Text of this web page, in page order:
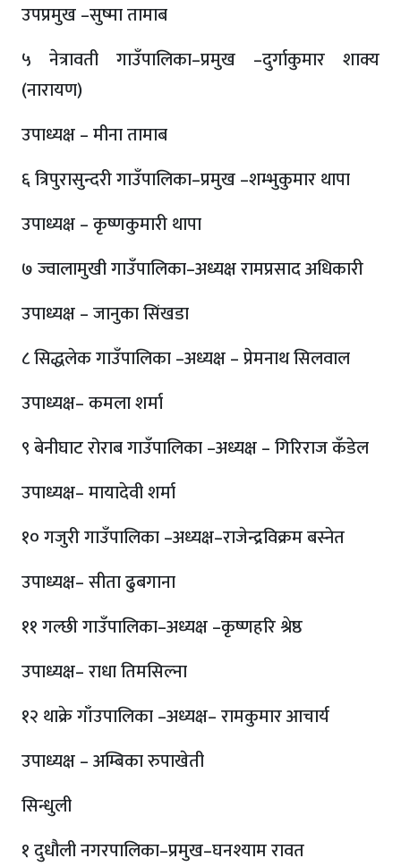
उपप्रमुख –सुष्मा तामाब
५ नेत्रावती गाउँपालिका–प्रमुख –दुर्गाकुमार शाक्य
(नारायण)
उपाध्यक्ष – मीना तामाब
६ त्रिपुरासुन्दरी गाउँपालिका–प्रमुख –शम्भुकुमार थापा
उपाध्यक्ष – कृष्णकुमारी थापा
७ ज्वालामुखी गाउँपालिका–अध्यक्ष रामप्रसाद अधिकारी
उपाध्यक्ष – जानुका सिंखडा
८ सिद्धलेक गाउँपालिका –अध्यक्ष – प्रेमनाथ सिलवाल
उपाध्यक्ष– कमला शर्मा
९ बेनीघाट रोराब गाउँपालिका –अध्यक्ष – गिरिराज कँडेल
उपाध्यक्ष– मायादेवी शर्मा
१० गजुरी गाउँपालिका –अध्यक्ष–राजेन्द्रविक्रम बस्नेत
उपाध्यक्ष– सीता ढुबगाना
११ गल्छी गाउँपालिका–अध्यक्ष –कृष्णहरि श्रेष्ठ
उपाध्यक्ष– राधा तिमसिल्ना
१२ थाक्रे गाँउपालिका –अध्यक्ष– रामकुमार आचार्य
उपाध्यक्ष – अम्बिका रुपाखेती
सिन्धुली
१ दुधौली नगरपालिका–प्रमुख–घनश्याम रावत